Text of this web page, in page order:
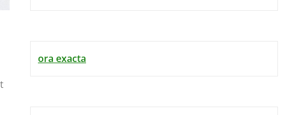
ora exacta